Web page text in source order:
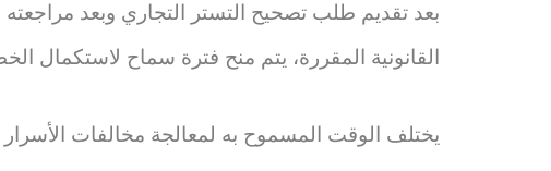
بعد تقديم طلب تصحيح التستر التجاري وبعد
القانونية المقررة، يتم منح فترة سماح لاستكمال
يختلف الوقت المسموح به لمعالجة مخالفات